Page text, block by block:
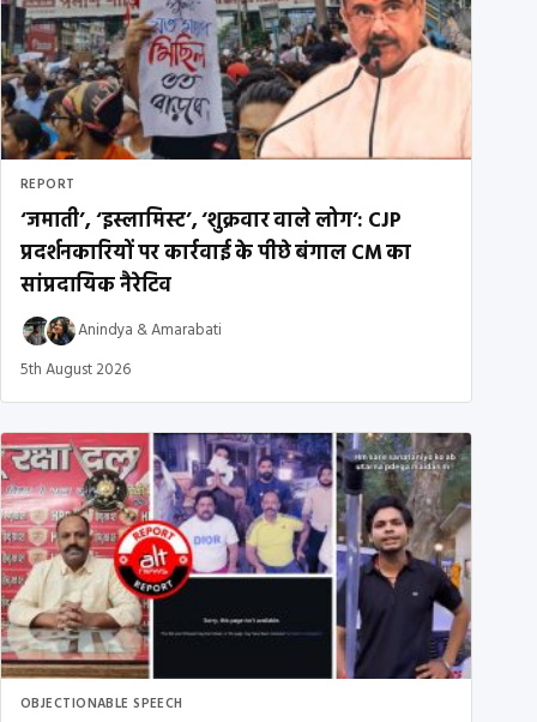
REPORT
‘जमाती’, ‘इस्लामिस्ट’, ‘शुक्रवार वाले लोग’: CJP
प्रदर्शनकारियों पर कार्रवाई के पीछे बंगाल CM का
सांप्रदायिक नैरेटिव
Anindya &Amarabati
5th August 2026
OBJECTIONABLE SPEECH